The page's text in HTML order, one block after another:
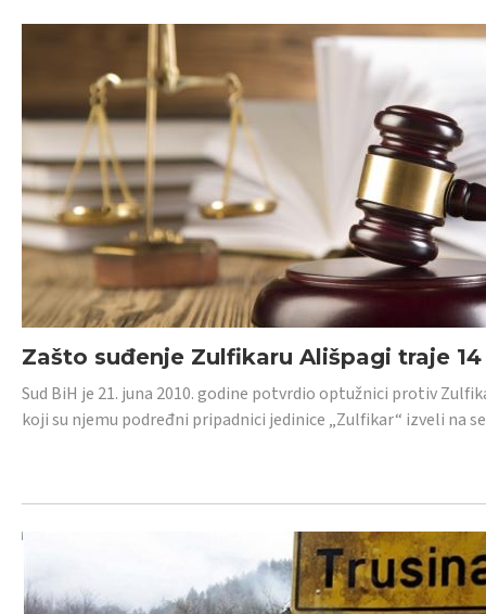
Zašto suđenje Zulfikaru Ališpagi traje
Sud BiH je 21. juna 2010. godine potvrdio optužnici protiv
koji su njemu podređni pripadnici jedinice „Zulfikar“ izveli na